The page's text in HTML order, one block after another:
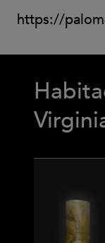
https://